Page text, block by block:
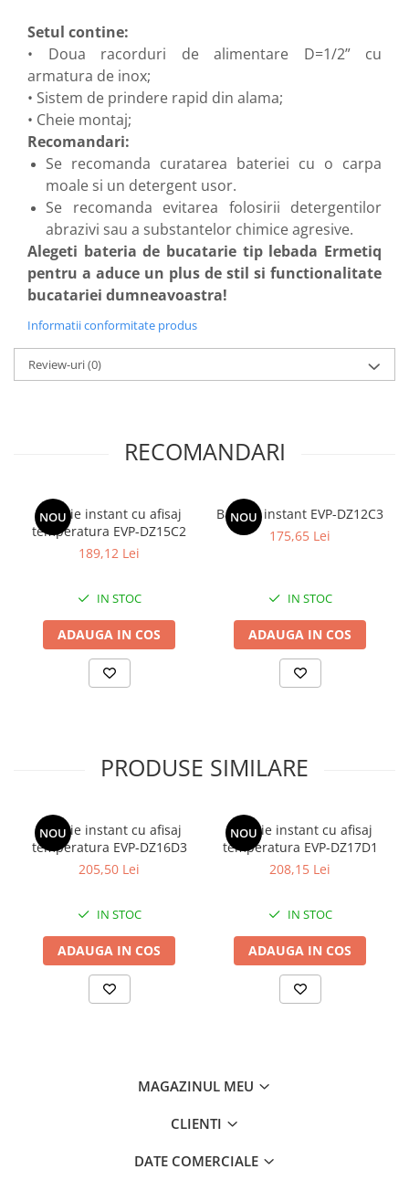
Setul contine:
• Doua racorduri de alimentare D=1/2” cu
armatura de inox;
• Sistem de prindere rapid din alama;
• Cheie montaj;
Recomandari:
Se recomanda curatarea bateriei cu o carpa
moale si un detergent usor.
Se recomanda evitarea folosirii detergentilor
abrazivi sau a substantelor chimice agresive.
Alegeti bateria de bucatarie tip lebada Ermetiq
pentru a aduce un plus de stil si functionalitate
bucatariei dumneavoastra!
Informatii conformitate produs
Review-uri(0)
RECOMANDARI
NOU
Baterie instant cu afisaj
temperatura EVP-DZ15C2
189,12 Lei
IN STOC
ADAUGA IN COS
NOU
Baterie instant EVP-DZ12C3
175,65 Lei
IN STOC
ADAUGA IN COS
PRODUSE SIMILARE
NOU
Baterie instant cu afisaj
temperatura EVP-DZ16D3
205,50 Lei
IN STOC
ADAUGA IN COS
NOU
Baterie instant cu afisaj
temperatura EVP-DZ17D1
208,15 Lei
IN STOC
ADAUGA IN COS
MAGAZINUL MEU
CLIENTI
DATE COMERCIALE